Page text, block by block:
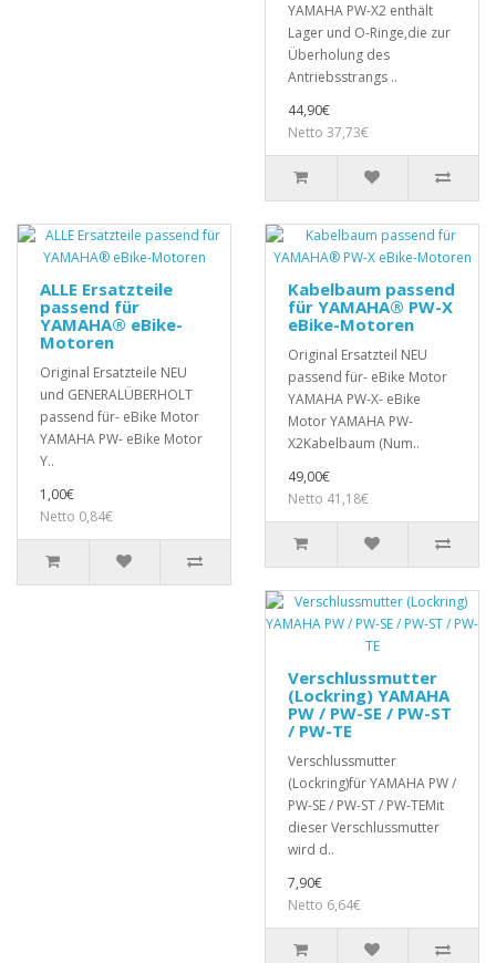
YAMAHA PW-X2 enthält
Lager und O-Ringe,die zur
Überholung des
Antriebsstrangs ..
44,90€
Netto 37,73€
ALLE Ersatzteile
passend für
YAMAHA® eBike-
Motoren
Original Ersatzteile NEU
und GENERALÜBERHOLT
passend für- eBike Motor
YAMAHA PW- eBike Motor
Y..
1,00€
Netto 0,84€
Kabelbaum passend
für YAMAHA® PW-X
eBike-Motoren
Original Ersatzteil NEU
passend für- eBike Motor
YAMAHA PW-X- eBike
Motor YAMAHA PW-
X2Kabelbaum (Num..
49,00€
Netto 41,18€
Verschlussmutter
(Lockring) YAMAHA
PW / PW-SE / PW-ST
/ PW-TE
Verschlussmutter
(Lockring)für YAMAHA PW /
PW-SE / PW-ST / PW-TEMit
dieser Verschlussmutter
wird d..
7,90€
Netto 6,64€